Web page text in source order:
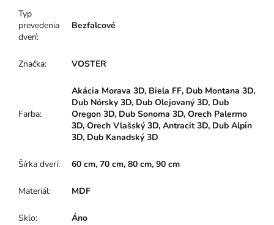
Typ
prevedenia
dverí:
Bezfalcové
Značka: VOSTER
Farba:
Akácia Morava 3D, Biela FF, Dub Montana 3D,
Dub Nórsky 3D, Dub Olejovaný 3D, Dub
Oregon 3D, Dub Sonoma 3D, Orech Palermo
3D, Orech Vlašský 3D, Antracit 3D, Dub Alpin
3D, Dub Kanadský 3D
Šírka dverí: 60 cm, 70 cm, 80 cm, 90 cm
Materiál: MDF
Sklo: Áno